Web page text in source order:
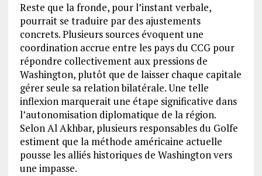
Reste que la fronde, pour l’instant verbale,
pourrait se traduire par des ajustements
concrets. Plusieurs sources évoquent une
coordination accrue entre les pays du CCG pour
répondre collectivement aux pressions de
Washington, plutôt que de laisser chaque capitale
gérer seule sa relation bilatérale. Une telle
inflexion marquerait une étape significative dans
l’autonomisation diplomatique de la région.
Selon Al Akhbar, plusieurs responsables du Golfe
estiment que la méthode américaine actuelle
pousse les alliés historiques de Washington vers
une impasse.